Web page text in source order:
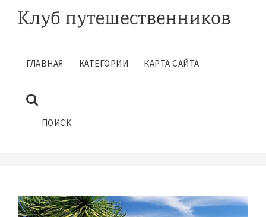
ГЛАВНАЯ КАТЕГОРИИ КАРТА САЙТА
ПОИСК
ПОЛЕЗНЫЕ СОВЕТЫ